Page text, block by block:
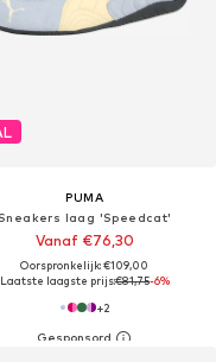
PUMA
Sneakers laag 'Speedcat'
Vanaf €76,30
Oorspronkelijk: €109,00
Laatste laagste prijs:€81,75-6%
+2